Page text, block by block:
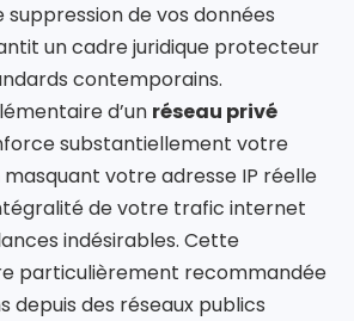
de vos données
un cadre juridique protecteur
contemporains.
d’un réseau privé
substantiellement votre
votre adresse IP réelle
de votre trafic internet
indésirables. Cette
particulièrement recommandée
depuis des réseaux publics